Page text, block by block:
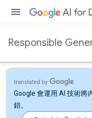
Responsible
Google 會運用 AI 技術將
錯。